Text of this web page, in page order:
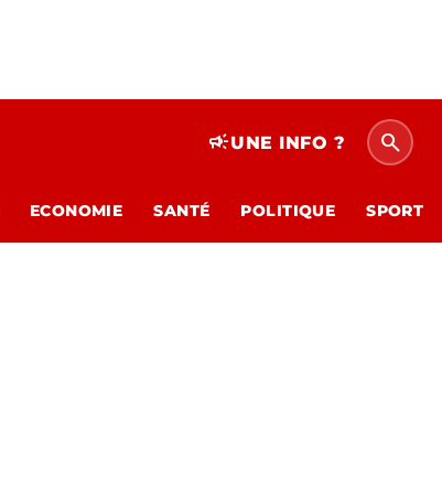
campaignUNE INFO ? search
ECONOMIE SANTÉ POLITIQUE SPORT